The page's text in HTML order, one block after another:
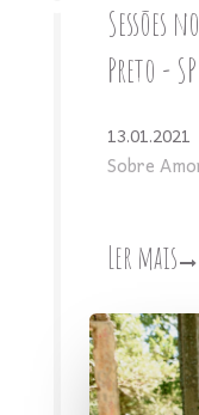
Sessões
Preto - SP
13.01.2021
Sobre
Ler mais